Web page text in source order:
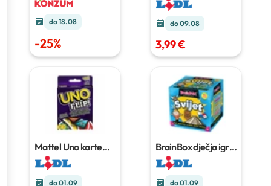
do 18.08
-25%
do 09.08
3,99 €
Mattel Uno karte
Set
do 01.09
BrainBox dječja igra
Komad
do 01.09